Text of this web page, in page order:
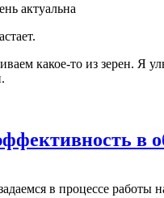
актуальна
какое-то из зерен. Я
в
в процессе